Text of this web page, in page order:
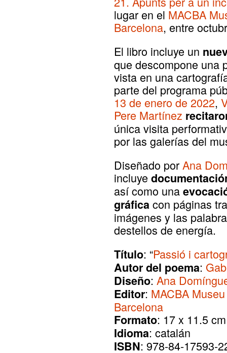
lugar en el MACBA
Barcelona, entre
El libro incluye un
que descompone una
vista en una
parte del programa
13 de enero de 2022,
Pere Martínez
única visita
por las galerías del
Diseñado porAna
incluye
así como una
gráficacon páginas
imágenes y las
destellos de energía.
Título: “Passió i
Autor del poema:
Diseño: Ana
Editor: MACBA
Barcelona
Formato: 17 x 11.5
Idioma: catalán
ISBN: 978-84-17593-